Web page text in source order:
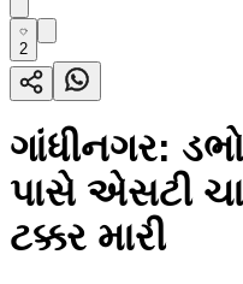
2
ગાંધીનગર:
પાસે એસટી
ટક્કર મારી